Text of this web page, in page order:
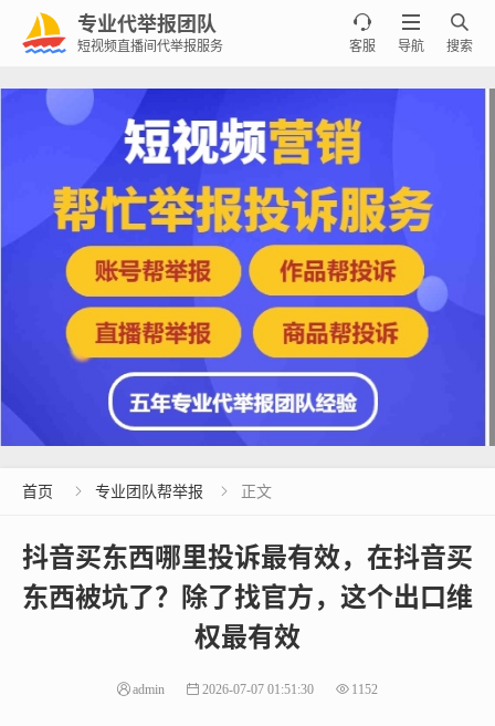
专业代举报团队
短视频直播间代举报服务

搜索

导航

客服
首页  专业团队帮举报  正文
抖音买东西哪里投诉最有效，在抖音买
东西被坑了？除了找官方，这个出口维
权最有效
admin 2026-07-07 01:51:30 1152